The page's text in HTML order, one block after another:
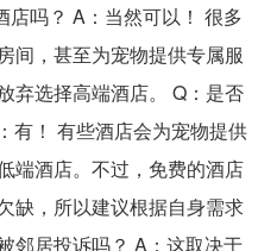
吗？ A：当然可以！ 很多
间，甚至为宠物提供专属服
弃选择高端酒店。 Q：是否
有！ 有些酒店会为宠物提供
端酒店。不过，免费的酒店
缺，所以建议根据自身需求
邻居投诉吗？ A：这取决于